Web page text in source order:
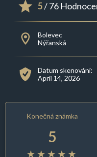
5/ 76
Bolevec
Nýřanská
Datum skenování:
April 14, 2026
Konečná známka
5